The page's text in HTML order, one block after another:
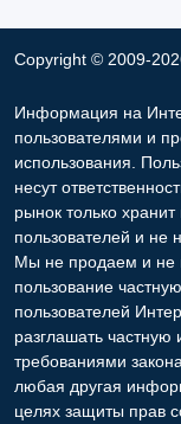
Copyright © 2009-
Информация на
пользователями и
использования.
несут
рынок только
пользователей и не
Мы не продаем и не
пользование
пользователей
разглашать
требованиями
любая другая
целях защиты прав